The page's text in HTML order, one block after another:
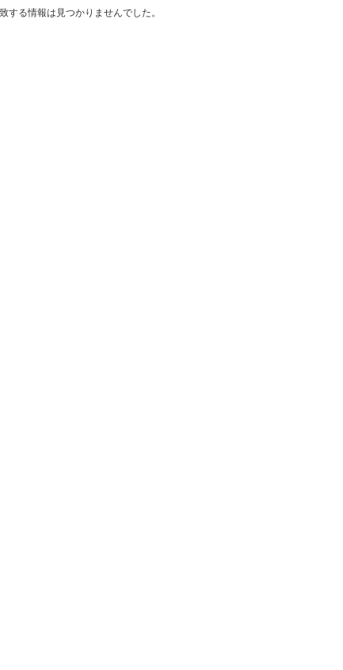
する情報は見つかりませんでした。